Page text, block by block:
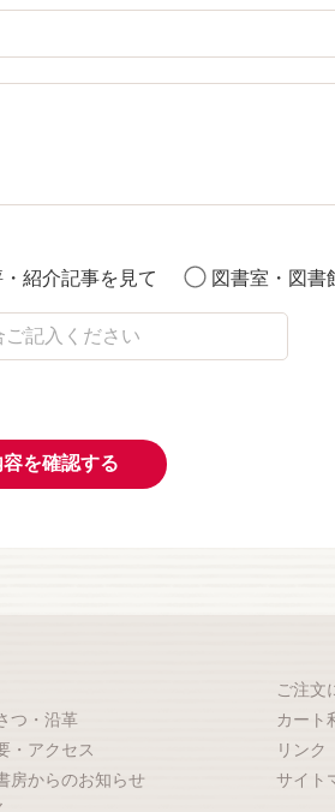
紹介記事を見て 図書室・図書
容を確認する
つ・沿革
・アクセス
房からのお知らせ
ご注文
カート
リンク
サイト